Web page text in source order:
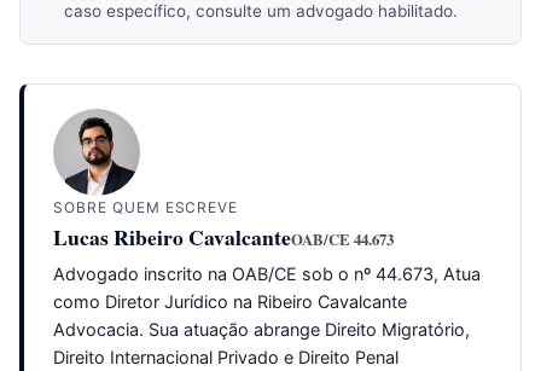
caso específico, consulte um advogado habilitado.
SOBRE QUEM ESCREVE
Lucas Ribeiro CavalcanteOAB/CE 44.673
Advogado inscrito na OAB/CE sob o nº 44.673, Atua
como Diretor Jurídico na Ribeiro Cavalcante
Advocacia. Sua atuação abrange Direito Migratório,
Direito Internacional Privado e Direito Penal